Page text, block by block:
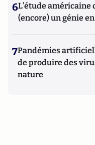
6L’étude américaine
(encore) un génie
7Pandémies
de produire des
nature